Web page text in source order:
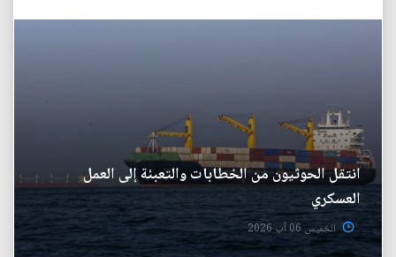
انتقل الحوثيون من الخطابات والتعبئة إلى العمل
العسكري
الخميس 06 آب 2026